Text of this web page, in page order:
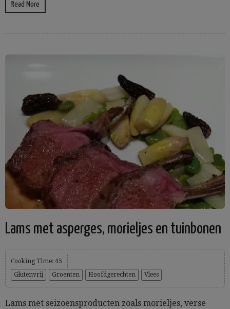
Read More
Lams met asperges, morieljes en tuinbonen
Cooking Time: 45
Glutenvrij
Groenten Hoofdgerechten Vlees
Lams met seizoensproducten zoals morieljes, verse